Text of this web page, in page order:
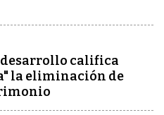
califica
la eliminación de